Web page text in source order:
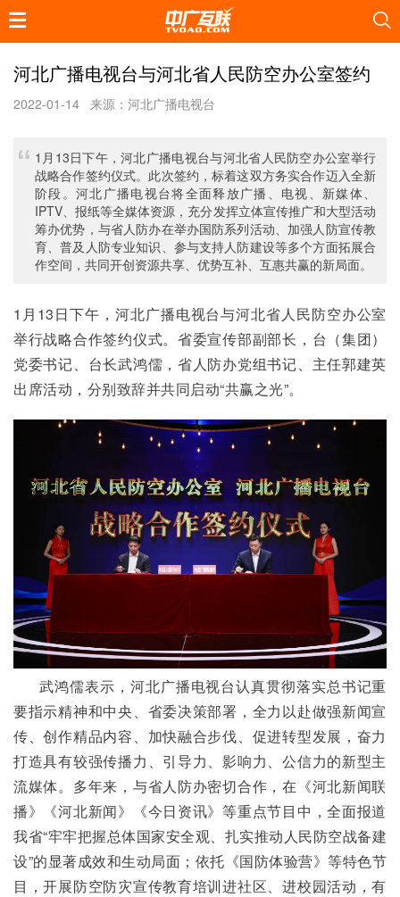
河北广播电视台与河北省人民防空办公室签约
2022-01-14 来源：河北广播电视台
1月13日下午，河北广播电视台与河北省人民防空办公室举行
战略合作签约仪式。此次签约，标着这双方务实合作迈入全新
阶段。河北广播电视台将全面释放广播、电视、新媒体、
IPTV、报纸等全媒体资源，充分发挥立体宣传推广和大型活动
筹办优势，与省人防办在举办国防系列活动、加强人防宣传教
育、普及人防专业知识、参与支持人防建设等多个方面拓展合
作空间，共同开创资源共享、优势互补、互惠共赢的新局面。
1月13日下午，河北广播电视台与河北省人民防空办公室
举行战略合作签约仪式。省委宣传部副部长，台（集团）
党委书记、台长武鸿儒，省人防办党组书记、主任郭建英
出席活动，分别致辞并共同启动“共赢之光”。
武鸿儒表示，河北广播电视台认真贯彻落实总书记重
要指示精神和中央、省委决策部署，全力以赴做强新闻宣
传、创作精品内容、加快融合步伐、促进转型发展，奋力
打造具有较强传播力、引导力、影响力、公信力的新型主
流媒体。多年来，与省人防办密切合作，在《河北新闻联
播》《河北新闻》《今日资讯》等重点节目中，全面报道
我省“牢牢把握总体国家安全观、扎实推动人民防空战备建
设”的显著成效和生动局面；依托《国防体验营》等特色节
目，开展防空防灾宣传教育培训进社区、进校园活动，有